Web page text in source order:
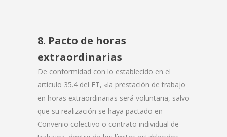
8. Pacto de horas
extraordinarias
De conformidad con lo establecido en el
artículo 35.4 del ET, «la prestación de trabajo
en horas extraordinarias será voluntaria, salvo
que su realización se haya pactado en
Convenio colectivo o contrato individual de